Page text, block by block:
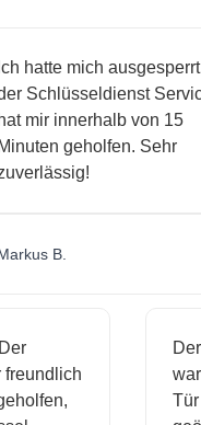
hatte mich ausgesperrt
Schlüsseldienst Service
mir innerhalb von 15
geholfen. Sehr
B.
freundlich